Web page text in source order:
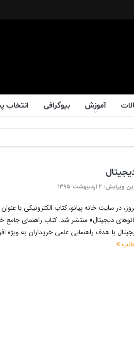
آموزش بیوگرافی انتخاب
۲ اردیبهشت ۱۳۹۵
در سایت خانه پیانو، کتاب الکترونیکی با
دیجیتال» منتشر شد. کتاب راهنمای جامع
با هدف راهنمایی علمی خریداران به ویژه